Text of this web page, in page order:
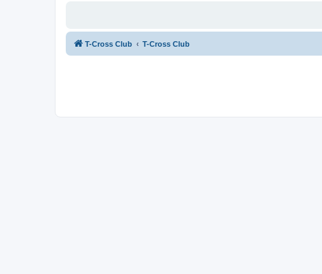
T-Cross Club T-Cross Club